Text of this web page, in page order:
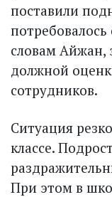
поставили
словам Айжан,
должной
сотрудников.
Ситуация
классе.
При этом в